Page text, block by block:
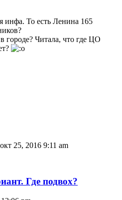
инфа. То есть Ленина 165
городе? Читала, что где ЦО
25, 2016 9:11 am
Где подвох?